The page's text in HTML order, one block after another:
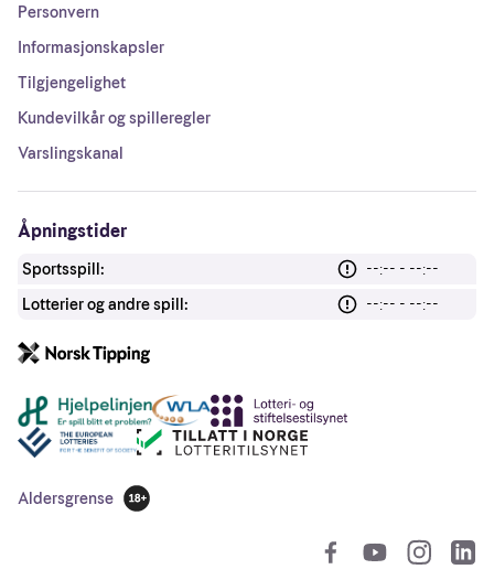
Personvern
Informasjonskapsler
Tilgjengelighet
Kundevilkår og spilleregler
Varslingskanal
Åpningstider
Sportsspill:
--:-- - --:--
Lotterier og andre spill:
--:-- - --:--
Andre lenker
Aldersgrense
18 år